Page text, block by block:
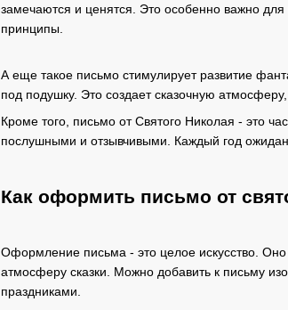
замечаются и ценятся. Это особенно важно
принципы.
А еще такое письмо стимулирует развитие
под подушку. Это создает сказочную атмосферу,
Кроме того, письмо от Святого Николая - это
послушными и отзывчивыми. Каждый год
Как оформить письмо от
Оформление письма - это целое искусство.
атмосферу сказки. Можно добавить к письму
праздниками.